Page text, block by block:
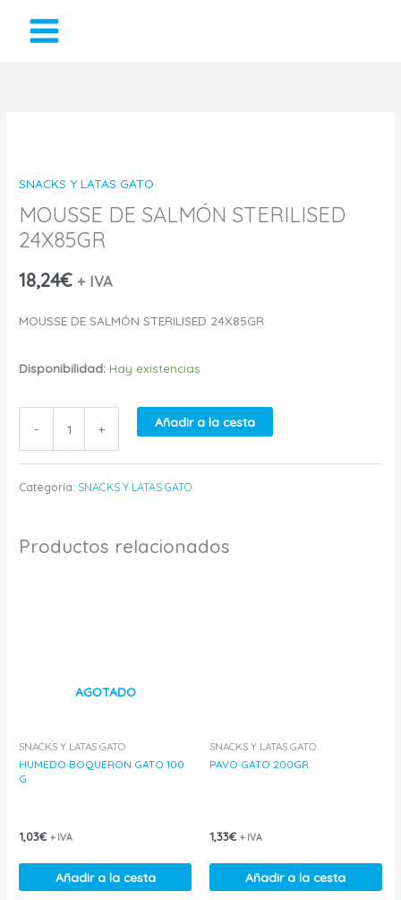
SNACKS Y LATAS GATO
MOUSSE DE SALMÓN STERILISED
24X85GR
18,24€ + IVA
MOUSSE DE SALMÓN STERILISED 24X85GR
Disponibilidad: Hay existencias
-
SALMÓN
STERILISED
24X85GR
+ Añadir a la cesta
Categoría: SNACKS Y LATAS GATO
Productos relacionados
AGOTADO
SNACKS Y LATAS GATO
HUMEDO BOQUERON GATO 100
G
1,03€ + IVA
Añadir a la cesta
SNACKS Y LATAS GATO
PAVO GATO 200GR
1,33€ + IVA
Añadir a la cesta